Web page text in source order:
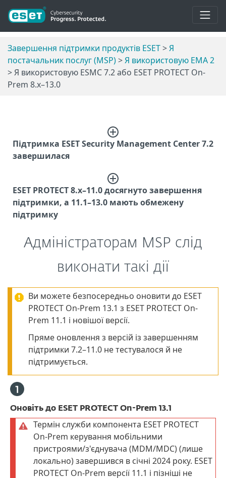
Завершення підтримки продуктів ESET>Я
постачальник послуг (MSP)>Я використовую EMA 2
> Я використовую ESMC 7.2 або ESET PROTECT On-
Prem 8.x–13.0
Підтримка ESET Security Management Center 7.2
завершилася
ESET PROTECT 8.x–11.0 досягнуто завершення
підтримки, а 11.1–13.0 мають обмежену
підтримку
Адміністраторам MSP слід
виконати такі дії
Ви можете безпосередньо оновити до ESET
PROTECT On-Prem 13.1 з ESET PROTECT On-
Prem 11.1 і новішої версії.
Пряме оновлення з версій із завершенням
підтримки 7.2–11.0 не тестувалося й не
підтримується.
Оновіть до ESET PROTECT On-Prem 13.1
Термін служби компонента ESET PROTECT
On-Prem керування мобільними
пристроями/з'єднувача (MDM/MDC) (лише
локально) завершився в січні 2024 року. ESET
PROTECT On-Prem версії 11.1 і пізніші не